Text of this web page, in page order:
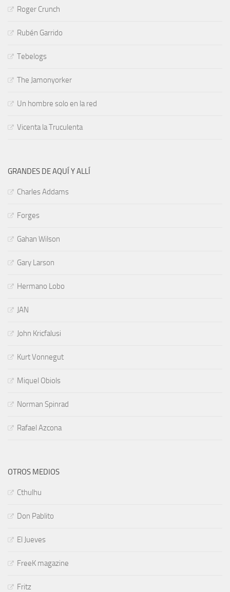
Roger Crunch
Rubén Garrido
Tebelogs
The Jamonyorker
Un hombre solo en la red
Vicenta la Truculenta
GRANDES DE AQUÍ Y ALLÍ
Charles Addams
Forges
Gahan Wilson
Gary Larson
Hermano Lobo
JAN
John Kricfalusi
Kurt Vonnegut
Miquel Obiols
Norman Spinrad
Rafael Azcona
OTROS MEDIOS
Cthulhu
Don Pablito
El Jueves
FreeK magazine
Fritz